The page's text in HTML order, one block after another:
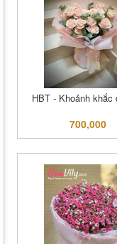
HBT - Khoảnh khắc
700,000